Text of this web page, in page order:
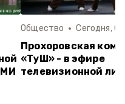
Общество Сегодня,
Прохоровская
«ТуШ» - в эфире
телевизионной